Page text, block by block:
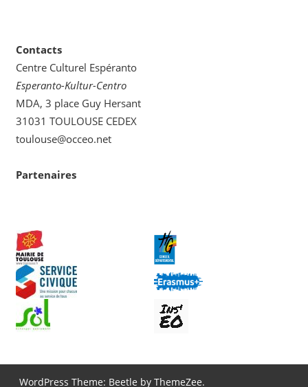
Contacts
Centre Culturel Espéranto
Esperanto-Kultur-Centro
MDA, 3 place Guy Hersant
31031 TOULOUSE CEDEX
toulouse@occeo.net
Partenaires
WordPress Theme: Beetle by ThemeZee.